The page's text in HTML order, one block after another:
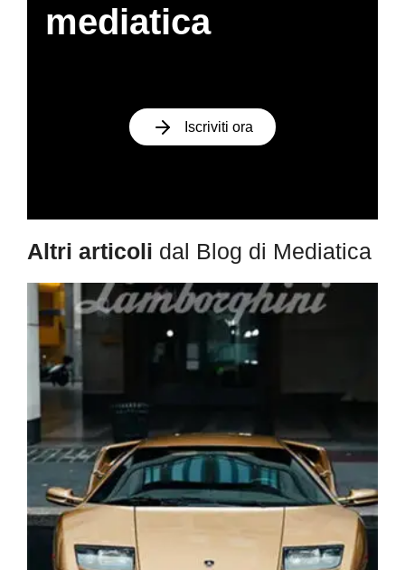
mediatica
Iscriviti ora
Altri articoli dal Blog di Mediatica